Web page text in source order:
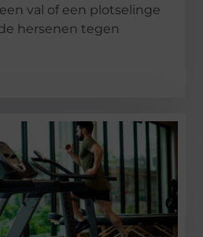
val of een plotselinge
hersenen tegen